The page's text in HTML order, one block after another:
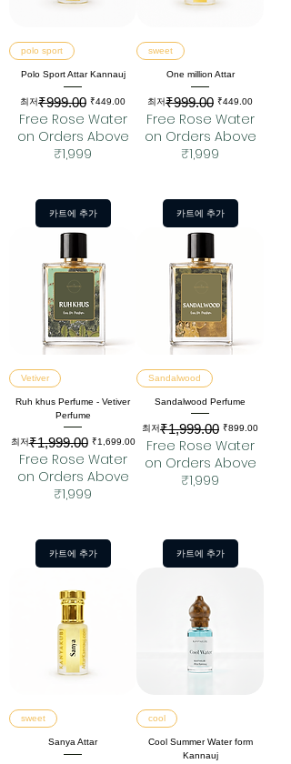
polo sport
Polo Sport Attar Kannauj
최저
일반가₹999.00 ₹449.00
할인가
Free Rose Water
on Orders Above
₹1,999
카트에 추가
sweet
One million Attar
최저
일반가₹999.00 ₹449.00
할인가
Free Rose Water
on Orders Above
₹1,999
카트에 추가
Vetiver
Ruh khus Perfume - Vetiver
Perfume
최저
일반가₹1,999.00 ₹1,699.00
할인가
Free Rose Water
on Orders Above
₹1,999
카트에 추가
Sandalwood
Sandalwood Perfume
최저
일반가₹1,999.00 ₹899.00
할인가
Free Rose Water
on Orders Above
₹1,999
카트에 추가
sweet
Sanya Attar
cool
Cool Summer Water form
Kannauj